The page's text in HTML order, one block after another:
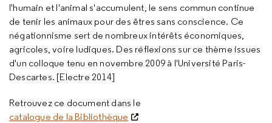
l'humain et l'animal s'accumulent, le sens commun continue
de tenir les animaux pour des êtres sans conscience. Ce
négationnisme sert de nombreux intérêts économiques,
agricoles, voire ludiques. Des réflexions sur ce thème issues
d'un colloque tenu en novembre 2009 à l'Université Paris-
Descartes. [Electre 2014]
Retrouvez ce document dans le
catalogue de la Bibliothèque